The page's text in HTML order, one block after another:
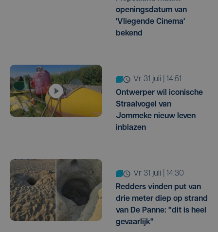
openingsdatum van
'Vliegende Cinema'
bekend
vr 31 juli | 14:51
Ontwerper wil iconische
Straalvogel van
Jommeke nieuw leven
inblazen
vr 31 juli | 14:30
Redders vinden put van
drie meter diep op strand
van De Panne: "dit is heel
gevaarlijk"